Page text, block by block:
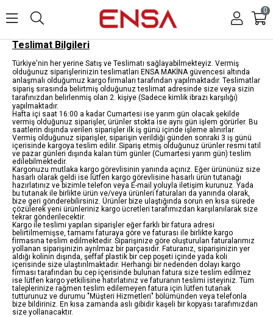
0
Teslimat Bilgileri
Türkiye'nin her yerine Satış ve Teslimatı sağlayabilmekteyiz. Vermiş
olduğunuz siparişlerinizin teslimatları ENSA MAKİNA güvencesi altında
anlaşmalı olduğumuz kargo firmaları tarafından yapılmaktadır. Teslimatlar
sipariş sırasında belirtmiş olduğunuz teslimat adresinde size veya sizin
tarafınızdan belirlenmiş olan 2. kişiye (Sadece kimlik ibrazı karşılığı)
yapılmaktadır.
Hafta içi saat 16:00 a kadar Cumartesi ise yarım gün olacak şekilde
vermiş olduğunuz siparişler, ürünler stokta ise aynı gün işlem görürler. Bu
saatlerin dışında verilen siparişler ilk iş günü içinde işleme alınırlar.
Vermiş olduğunuz siparişler, siparişin verildiği günden sonraki 3 iş günü
içerisinde kargoya teslim edilir. Sipariş etmiş olduğunuz ürünler resmi tatil
ve pazar günleri dışında kalan tüm günler (Cumartesi yarım gün) teslim
edilebilmektedir.
Kargonuzu mutlaka kargo görevlisinin yanında açınız. Eğer ürününüz size
hasarlı olarak geldi ise lütfen kargo görevlisine hasarlı ürün tutanağı
hazırlatınız ve bizimle telefon veya E-mail yoluyla iletişim kurunuz. Yada
bu tutanak ile birlikte ürün ve/veya ürünleri faturaları da yanında olarak,
bize geri gönderebilirsiniz. Ürünler bize ulaştığında sorun en kısa sürede
çözülerek yeni ürünleriniz kargo ücretleri tarafımızdan karşılanılarak size
tekrar gönderilecektir.
Kargo ile teslimi yapılan siparişler eğer farklı bir fatura adresi
belirtilmemişse, tamamı faturaya göre ve faturası ile birlikte kargo
firmasına teslim edilmektedir. Siparişinize göre oluşturulan faturalarımız
yollanan siparişinizin ayrılmaz bir parçasıdır. Faturanız, siparişinizin yer
aldığı kolinin dışında, şeffaf plastik bir cep poşeti içinde yada koli
içerisinde size ulaştırılmaktadır. Herhangi bir nedenden dolayı kargo
firması tarafından bu cep içerisinde bulunan fatura size teslim edilmez
ise lütfen kargo yetkilisine hatırlatınız ve faturanın teslimi isteyiniz. Tüm
taleplerinize rağmen teslim edilemeyen fatura için lütfen tutanak
tutturunuz ve durumu "Müşteri Hizmetleri" bölümünden veya telefonla
bize bildiriniz. En kısa zamanda aslı gibidir kaşeli bir kopyası tarafımızdan
size yollanacaktır.